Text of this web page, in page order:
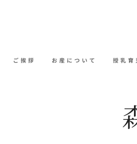
ご挨拶 お産について 授乳育